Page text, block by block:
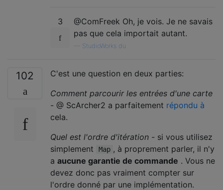
3
@ComFreek Oh, je vois. Je ne savais
pas que cela importait autant.
StudioWorks du
102
C'est une question en deux parties:
Comment parcourir les entrées d'une carte
- @ ScArcher2 a parfaitement répondu à
cela.
Quel est l'ordre d'itération - si vous utilisez
simplement
Map , à proprement parler, il n'y
a aucune garantie de commande . Vous ne
devez donc pas vraiment compter sur
l'ordre donné par une implémentation.